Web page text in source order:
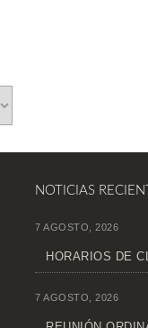
NOTICIAS
7 AGOSTO, 2026
HORARIOS DE
7 AGOSTO, 2026